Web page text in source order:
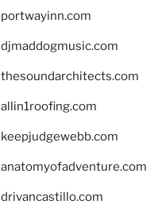
portwayinn.com
djmaddogmusic.com
thesoundarchitects.com
allin1roofing.com
keepjudgewebb.com
anatomyofadventure.com
drivancastillo.com